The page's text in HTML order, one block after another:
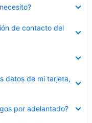
de contacto del
datos de mi tarjeta,
por adelantado?